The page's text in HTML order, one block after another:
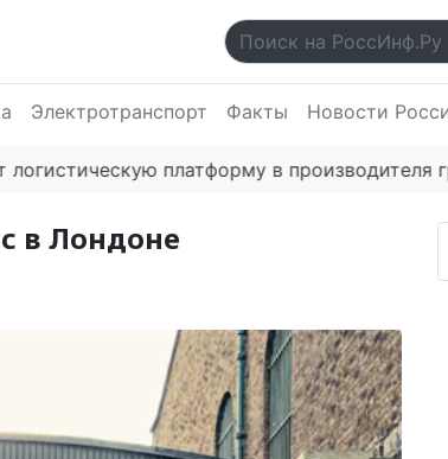
Электротранспорт Факты Новости
платформу в производителя
в Лондоне